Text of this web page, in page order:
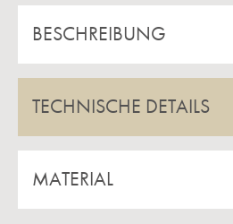
BESCHREIBUNG
TECHNISCHE DETAILS
MATERIAL